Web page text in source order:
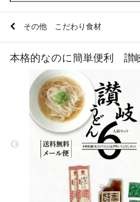
その他 こだわり食材
本格的なのに簡単便利 讃